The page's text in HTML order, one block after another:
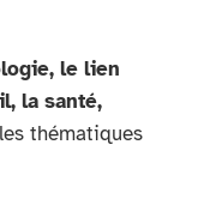
le lien
la santé,
thématiques